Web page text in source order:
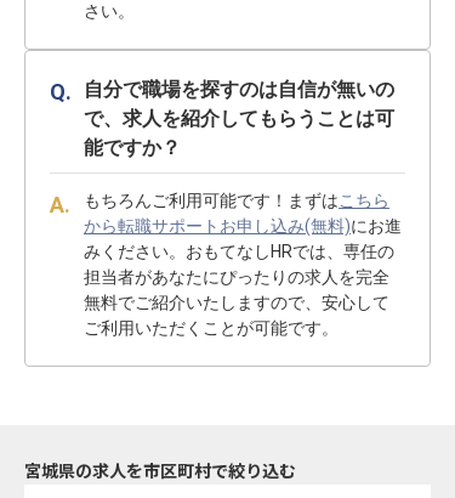
さい。
自分で職場を探すのは自信が無いの
で、求人を紹介してもらうことは可
能ですか？
もちろんご利用可能です！まずはこちら
から転職サポートお申し込み(無料)にお進
みください。おもてなしHRでは、専任の
担当者があなたにぴったりの求人を完全
無料でご紹介いたしますので、安心して
ご利用いただくことが可能です。
宮城県の求人を市区町村で絞り込む